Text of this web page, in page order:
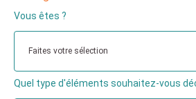
Vous êtes ?
Quel type d'éléments souhaitez-vous